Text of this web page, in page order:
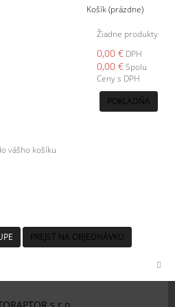
Košík(prázdne)
Žiadne produkty
0,00 € DPH
0,00 €Spolu
Ceny s DPH
POKLADŇA
vášho košíku
PREJSŤ NA OBJEDNÁVKU